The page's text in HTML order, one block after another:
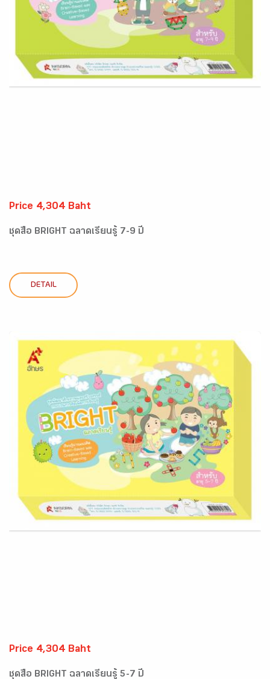
Price 4,304 Baht
ชุดสื่อ BRIGHT ฉลาดเรียนรู้ 7-9 ปี
DETAIL
Price 4,304 Baht
ชุดสื่อ BRIGHT ฉลาดเรียนรู้ 5-7 ปี